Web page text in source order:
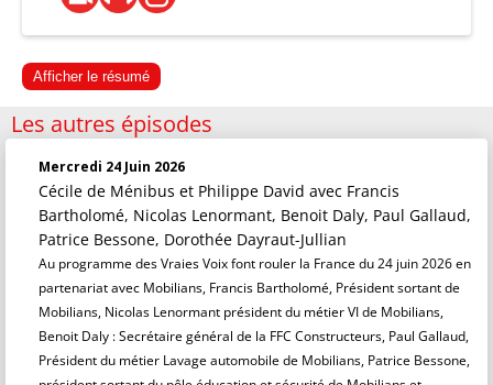
Afficher le résumé
Les autres épisodes
Mercredi 24 Juin 2026
Cécile de Ménibus et Philippe David avec Francis
Bartholomé, Nicolas Lenormant, Benoit Daly, Paul Gallaud,
Patrice Bessone, Dorothée Dayraut-Jullian
Au programme des Vraies Voix font rouler la France du 24 juin 2026 en
partenariat avec Mobilians, Francis Bartholomé, Président sortant de
Mobilians, Nicolas Lenormant président du métier VI de Mobilians,
Benoit Daly : Secrétaire général de la FFC Constructeurs, Paul Gallaud,
Président du métier Lavage automobile de Mobilians, Patrice Bessone,